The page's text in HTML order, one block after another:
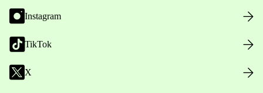
Instagram
TikTok
X